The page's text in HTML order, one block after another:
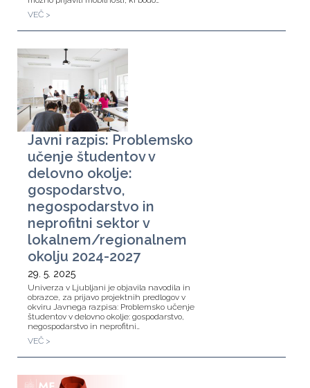
VEČ >
Javni razpis: Problemsko
učenje študentov v
delovno okolje:
gospodarstvo,
negospodarstvo in
neprofitni sektor v
lokalnem/regionalnem
okolju 2024-2027
29. 5. 2025
Univerza v Ljubljani je objavila navodila in
obrazce, za prijavo projektnih predlogov v
okviru Javnega razpisa: Problemsko učenje
študentov v delovno okolje: gospodarstvo,
negospodarstvo in neprofitni…
VEČ >